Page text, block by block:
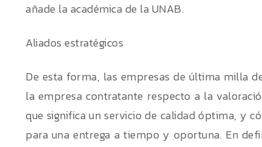
añade la académica de la UNAB.
Aliados estratégicos
De esta forma, las empresas de última milla
la empresa contratante respecto a la
que significa un servicio de calidad óptima, y
para una entrega a tiempo y oportuna. En